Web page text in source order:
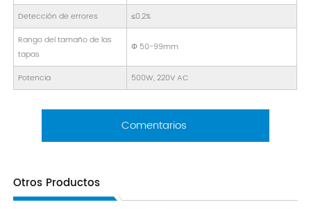
Detección de errores
≤0.2%
Rango del tamaño de las
tapas
Φ 50-99mm
Potencia 500W, 220V AC
Comentarios
Otros Productos